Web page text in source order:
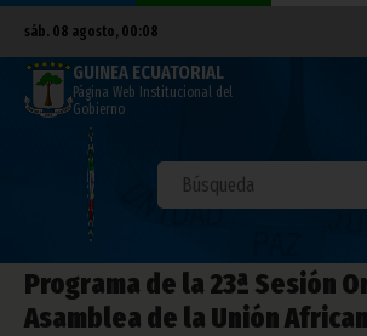
sáb. 08 agosto, 00:08
GUINEA ECUATORIAL
Página Web Institucional del
Gobierno
Programa de la 23ª Sesión
Asamblea de la Unión